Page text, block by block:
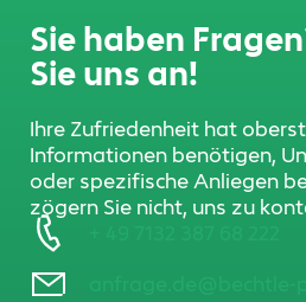
Sie haben
Sie uns an!
Ihre Zufriedenheit hat
Informationen benötigen,
oder spezifische Anliegen
zögern Sie nicht, uns zu